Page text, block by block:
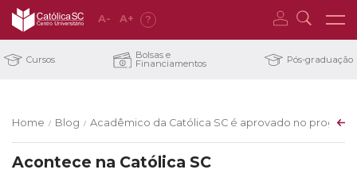
A- A+ ?
Cursos Bolsas e
Financiamentos Pós-graduação
Home / Blog / Acadêmico da Católica SC é aprovado no
Acontece na Católica SC